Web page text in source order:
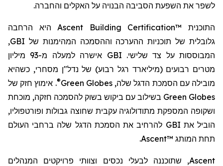
לשפר את השפעת הסביבה הבנויה על האקלים והחברה.
התוכנית Ascent Building Certification™היא הרחבה
גלובלית של תוכניות ההערכה וההסמכה המהימנות של GBI
,
המבוססות על צד שלישי. GBI
אישרה למעלה מ-93 מיליון
מטרים רבועים (מיליארד רגל רבוע) של נדל"ן מסחרי, כשהיא
מובילה עם הסמכת הדגל שלה,Green Globes
®. אימוץ חזק של
Green Globes בשילוב עם ביקוש בשוק להסמכה חזקה, מוכחת
ושקופה המספקת מתודולוגיה עקבית שחוצה גבולות ופורטפוליו,
הוביל את GBI להרחיב את הסמכת הדגל שלה ברחבי העולם
תחת המותג Ascent™
.
Ascent, שתוכננה לבעלי נכסים וצוותי פרויקטים המנהלים